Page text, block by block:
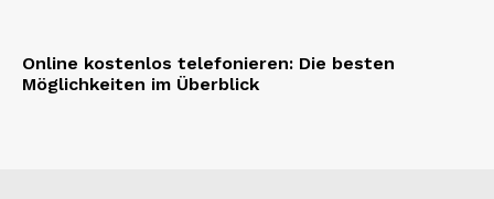
Online kostenlos telefonieren: Die besten
Möglichkeiten im Überblick